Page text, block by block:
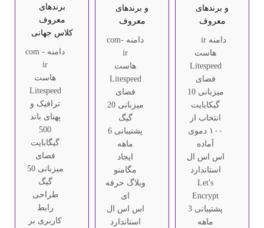
و برندهای
معروف
دامنه ir
هاست
Litespeed
فضای
میزبانی 10
گیکابایت
انتخاب از
۱۰۰ دموی
آماده
اس اس ال
استاندارد
Let's
Encrypt
پشتیبانی 3
ماهه
و برندهای
معروف
دامنه com-
ir
هاست
Litespeed
فضای
میزبانی 20
گیگ
پشتیبانی 6
ماهه
ایجاد
مگامنو
وبلاگ حرفه
ای
اس اس ال
استاندارد
برندهای
معروف
کلاس جهانی
دامنه com -
ir
هاست
Litespeed
ترافیک و
پهنای باند
500
گیگابایت
فضای
میزبانی 50
گیگ
طراحی
رابط
کاربری بر